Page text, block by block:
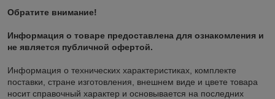
Обратите внимание!
Информация о товаре предоставлена для ознакомления и
не является публичной офертой.
Информация о технических характеристиках, комплекте
поставки, стране изготовления, внешнем виде и цвете товара
носит справочный характер и основывается на последних